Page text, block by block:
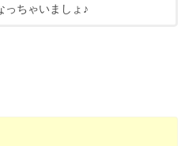
っちゃいましょ♪